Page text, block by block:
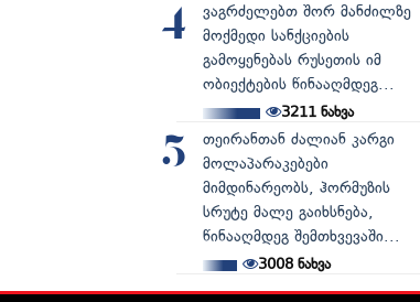
4
ვაგრძელებთ შორ მანძილზე
მოქმედი სანქციების
გამოყენებას რუსეთის იმ
ობიექტების წინააღმდეგ...
3211ნახვა
5
თეირანთან ძალიან კარგი
მოლაპარაკებები
მიმდინარეობს, ჰორმუზის
სრუტე მალე გაიხსნება,
წინააღმდეგ შემთხვევაში...
3008 ნახვა